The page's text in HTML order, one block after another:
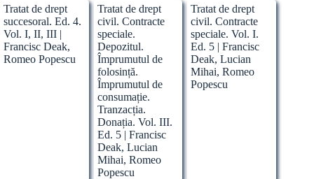
Tratat de drept
succesoral. Ed. 4.
Vol. I, II, III |
Francisc Deak,
Romeo Popescu
Tratat de drept
civil. Contracte
speciale.
Depozitul.
Împrumutul de
folosință.
Împrumutul de
consumație.
Tranzacția.
Donația. Vol. III.
Ed. 5 | Francisc
Deak, Lucian
Mihai, Romeo
Popescu
Tratat de drept
civil. Contracte
speciale. Vol. I.
Ed. 5 | Francisc
Deak, Lucian
Mihai, Romeo
Popescu